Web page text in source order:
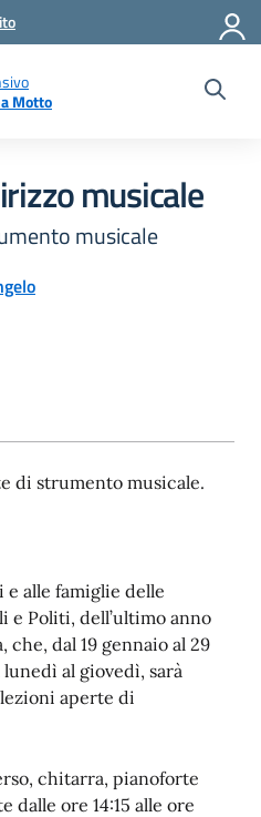
Motto
musicale
musicale
di strumento musicale.
alle famiglie delle
e Politi, dell’ultimo anno
che, dal 19 gennaio al 29
al giovedì, sarà
aperte di
chitarra, pianoforte
dalle ore 14:15 alle ore